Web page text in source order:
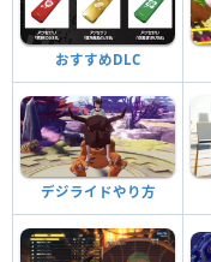
おすすめDLC
デジライドやり方